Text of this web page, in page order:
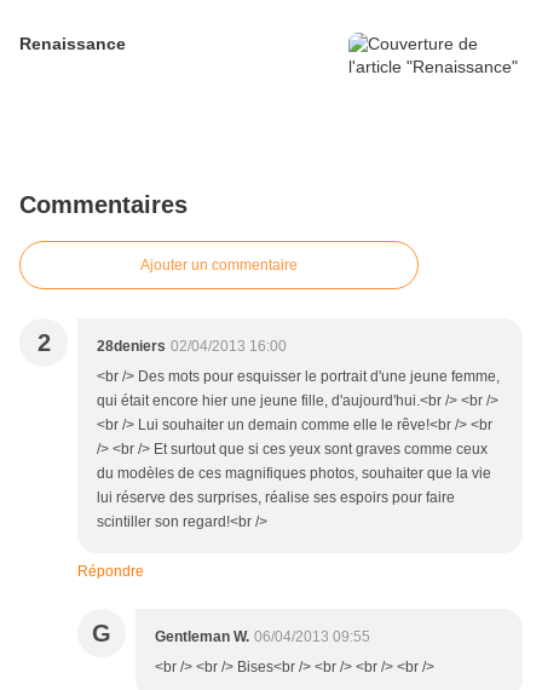
Renaissance
Commentaires
Ajouter un commentaire
2 28deniers 02/04/2013 16:00
<br /> Des mots pour esquisser le portrait d'une jeune femme,
qui était encore hier une jeune fille, d'aujourd'hui.<br /> <br />
<br /> Lui souhaiter un demain comme elle le rêve!<br /> <br
/> <br /> Et surtout que si ces yeux sont graves comme ceux
du modèles de ces magnifiques photos, souhaiter que la vie
lui réserve des surprises, réalise ses espoirs pour faire
scintiller son regard!<br />
Répondre
G Gentleman W. 06/04/2013 09:55
<br /> <br /> Bises<br /> <br /> <br /> <br />